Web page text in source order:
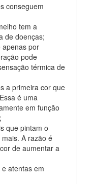
conseguem
tem a
de doenças;
apenas por
pode
térmica de
a primeira cor que
é uma
em função
que pintam o
A razão é
de aumentar a
atentas em